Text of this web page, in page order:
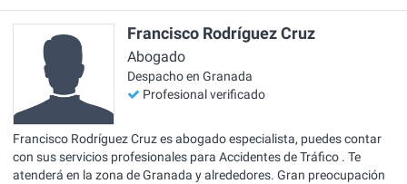
Francisco Rodríguez Cruz
Abogado
Despacho en Granada
Profesional verificado
Francisco Rodríguez Cruz es abogado especialista, puedes contar
con sus servicios profesionales para Accidentes de Tráfico . Te
atenderá en la zona de Granada y alrededores. Gran preocupación